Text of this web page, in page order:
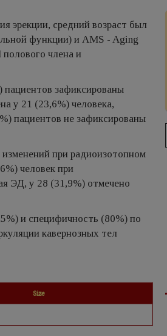
эрекции, средний возраст был
функции) и AMS - Aging
члена и
пациентов зафиксированы
у 21 (23,6%) человека,
пациентов не зафиксированы
при радиоизотопном
человек при
ЭД, у 28 (31,9%) отмечено
и специфичность (80%) по
кавернозных тел
Size